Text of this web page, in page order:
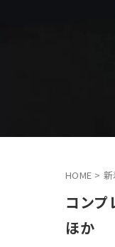
HOME >
コンプ
ほか